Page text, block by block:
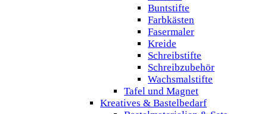
Buntstifte
Farbkästen
Fasermaler
Kreide
Schreibstifte
Schreibzubehör
Wachsmalstifte
Tafel und Magnet
Kreatives & Bastelbedarf